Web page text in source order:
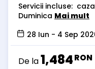
Servicii incluse:
Duminica Mai mult
28 Iun - 4 Sep
De la1,484RON